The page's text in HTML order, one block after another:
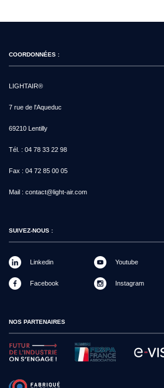
COORDONNÉES :
LIGHTAIR®
7 rue de l'Aqueduc
69210 Lentilly
Tél. : 04 78 33 22 98
Fax : 04 72 85 00 05
Mail : contact@light-air.com
SUIVEZ-NOUS :
Linkedin
Facebook
Youtube
Instagram
NOS PARTENAIRES